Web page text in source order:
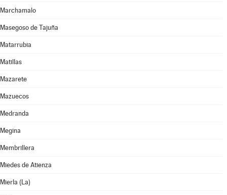
Marchamalo
Masegoso de Tajuña
Matarrubia
Matillas
Mazarete
Mazuecos
Medranda
Megina
Membrillera
Miedes de Atienza
Mierla (La)